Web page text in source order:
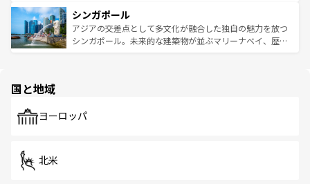
参照してほしい。
激する。気候は一年中温暖で、どの季節にも異なる楽しみ
が待っている。親しみやすいタイの人々、仏教を中心とし
た文化、そして多様な観光資源が、訪れる旅人を魅了し続
み、どこを訪れても感動するはず。観光スポットが密集し
ており、効率よく見どころを回れるのも魅力。息をのむよ
うな絶景から文化的な体験まで、香港を存分に楽しみ尽く
シンガポール
アジアの交差点として多文化が融合した独自の魅力を放つ
シンガポール。未来的な建築物が並ぶマリーナベイ、歴史
で、ホーカーズは地元の風情を楽しめる外せないスポット
国と地域
ヨーロッパ
北米